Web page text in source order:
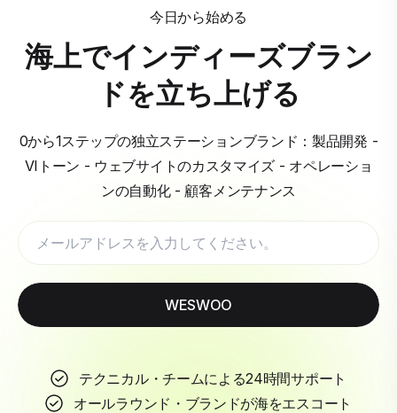
今日から始める
海上でインディーズブラン
ドを立ち上げる
0から1ステップの独立ステーションブランド：製品開発 -
VIトーン - ウェブサイトのカスタマイズ - オペレーショ
ンの自動化 - 顧客メンテナンス
WESWOO
テクニカル・チームによる24時間サポート
オールラウンド・ブランドが海をエスコート